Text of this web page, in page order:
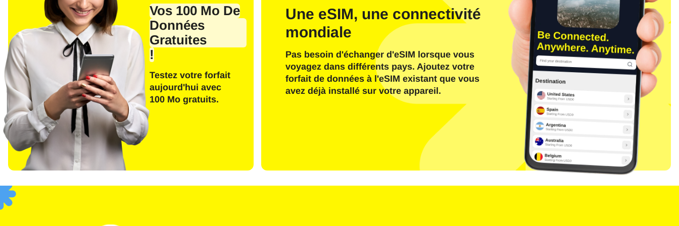
Vos 100 Mo De
Données
Gratuites
!
Testez votre forfait
aujourd'hui avec
100 Mo gratuits.
Une eSIM, une connectivité
mondiale
Pas besoin d'échanger d'eSIM lorsque vous
voyagez dans différents pays. Ajoutez votre
forfait de données à l'eSIM existant que vous
avez déjà installé sur votre appareil.
English Español
Fermer la fenêtre contextuelle
Sélectionnez la devise :
Devise de recherche
KRW - Won Sud Coréen
E-mail
Envoyer Le Code OTP
Ou connectez-vous avec